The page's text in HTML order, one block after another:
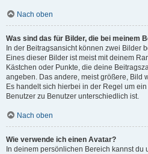
Nach oben
Was sind das für Bilder, die bei meinem
In der Beitragsansicht können zwei Bilder
Eines dieser Bilder ist meist mit deinem
Kästchen oder Punkte, die deine
angeben. Das andere, meist größere, Bild
Es handelt sich hierbei in der Regel um
Benutzer zu Benutzer unterschiedlich ist.
Nach oben
Wie verwende ich einen Avatar?
In deinem persönlichen Bereich kannst du